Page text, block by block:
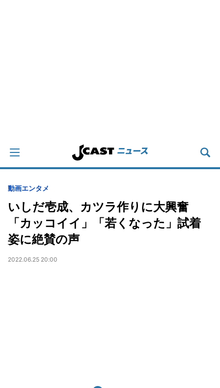
動画エンタメ
いしだ壱成、カツラ作りに大興奮
「カッコイイ」「若くなった」試着
姿に絶賛の声
2022.06.25 20:00